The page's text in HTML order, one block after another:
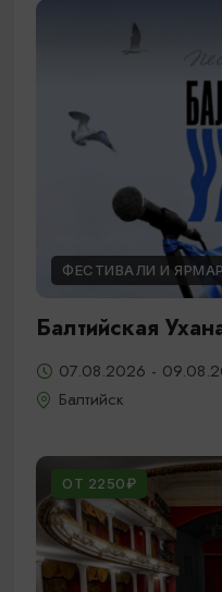
ФЕСТИВАЛИ И
Балтийская
07.08.2026 -
Балтийск
ОТ 2250₽